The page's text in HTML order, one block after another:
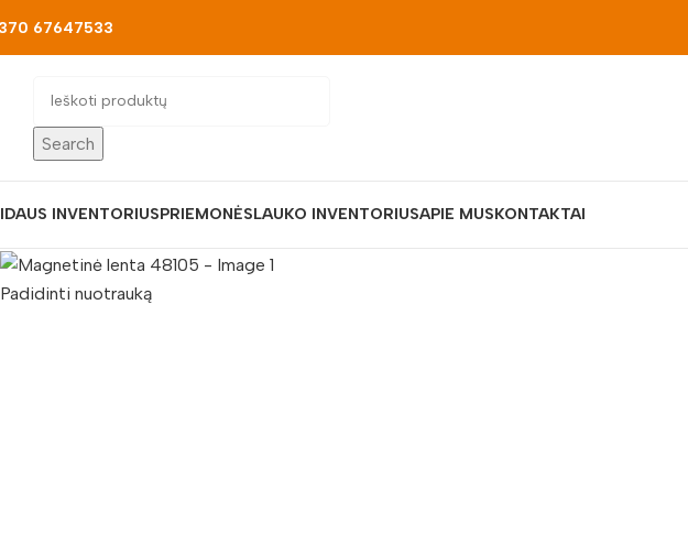
67647533
Search
INVENTORIUSPRIEMONĖSLAUKO INVENTORIUSAPIE MUSKONTAKTAI
Padidinti nuotrauką